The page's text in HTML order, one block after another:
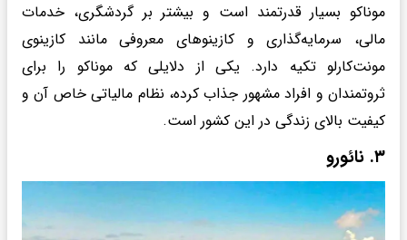
موناکو بسیار قدرتمند است و بیشتر بر گردشگری، خدمات
مالی، سرمایه‌گذاری و کازینوهای معروفی مانند کازینوی
مونت‌کارلو تکیه دارد. یکی از دلایلی که موناکو را برای
ثروتمندان و افراد مشهور جذاب کرده، نظام مالیاتی خاص آن و
کیفیت بالای زندگی در این کشور است.
۳. نائورو